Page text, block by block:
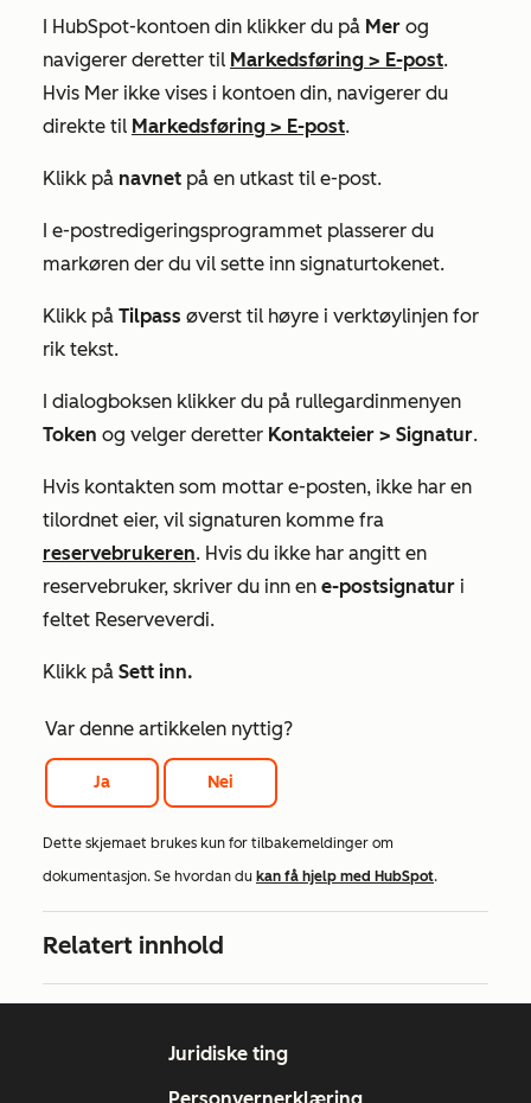
I HubSpot-kontoen din klikker du på Mer og
navigerer deretter til Markedsføring > E-post.
Hvis Mer ikke vises i kontoen din, navigerer du
direkte til Markedsføring > E-post.
Klikk på navnet på en utkast til e-post.
I e-postredigeringsprogrammet plasserer du
markøren der du vil sette inn signaturtokenet.
Klikk på Tilpass øverst til høyre i verktøylinjen for
rik tekst.
I dialogboksen klikker du på rullegardinmenyen
Token og velger deretter Kontakteier > Signatur.
Hvis kontakten som mottar e-posten, ikke har en
tilordnet eier, vil signaturen komme fra
reservebrukeren. Hvis du ikke har angitt en
reservebruker, skriver du inn en e-postsignatur i
feltet Reserveverdi.
Klikk på Sett inn.
Var denne artikkelen nyttig?
Ja Nei
Dette skjemaet brukes kun for tilbakemeldinger om
dokumentasjon. Se hvordan du kan få hjelp med HubSpot.
Relatert innhold
Juridiske ting